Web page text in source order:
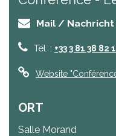
Mail / Nachricht
Tel. : +33 3 81 38 82
Website
ORT
Salle Morand